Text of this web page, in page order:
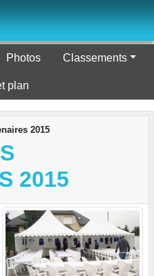
Photos Classements
plan
2015
2015